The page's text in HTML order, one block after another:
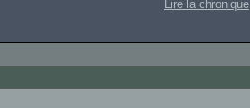
Lire la chronique